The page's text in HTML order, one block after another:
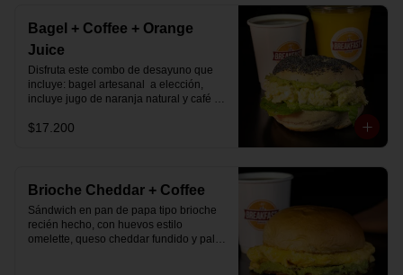
Bagel + Coffee + Orange
Juice
Disfruta este combo de desayuno que
incluye: bagel artesanal  a elección,
incluye jugo de naranja natural y café o
$17.200
Brioche Cheddar + Coffee
Sándwich en pan de papa tipo brioche
recién hecho, con huevos estilo
omelette, queso cheddar fundido y palta,